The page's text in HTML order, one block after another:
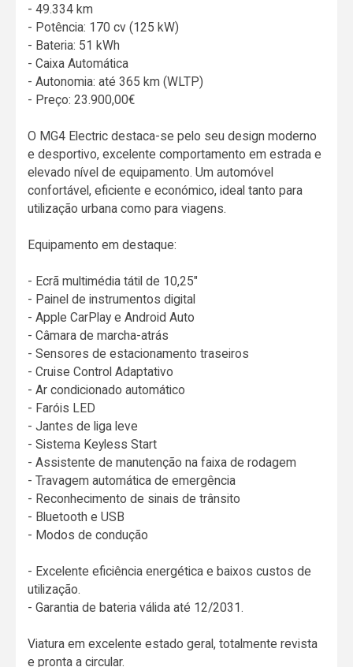
- 49.334 km
- Potência: 170 cv (125 kW)
- Bateria: 51 kWh
- Caixa Automática
- Autonomia: até 365 km (WLTP)
- Preço: 23.900,00€
O MG4 Electric destaca-se pelo seu design moderno
e desportivo, excelente comportamento em estrada e
elevado nível de equipamento. Um automóvel
confortável, eficiente e económico, ideal tanto para
utilização urbana como para viagens.
Equipamento em destaque:
- Ecrã multimédia tátil de 10,25"
- Painel de instrumentos digital
- Apple CarPlay e Android Auto
- Câmara de marcha-atrás
- Sensores de estacionamento traseiros
- Cruise Control Adaptativo
- Ar condicionado automático
- Faróis LED
- Jantes de liga leve
- Sistema Keyless Start
- Assistente de manutenção na faixa de rodagem
- Travagem automática de emergência
- Reconhecimento de sinais de trânsito
- Bluetooth e USB
- Modos de condução
- Excelente eficiência energética e baixos custos de
utilização.
- Garantia de bateria válida até 12/2031.
Viatura em excelente estado geral, totalmente revista
e pronta a circular.